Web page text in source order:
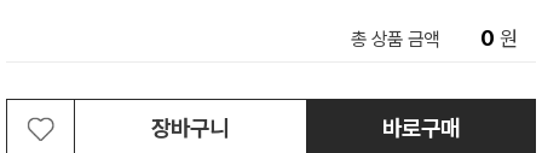
총 상품 금액 0 원
장바구니 바로구매